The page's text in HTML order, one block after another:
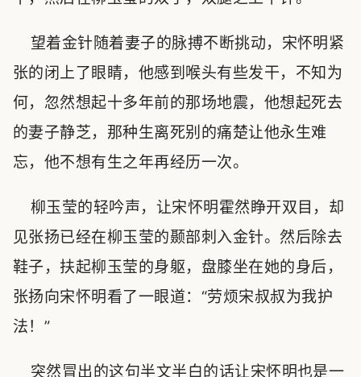
望着金针随着妻子的脉搏不断挑动，宋怀明紧
张的闭上了眼睛，他感到喉头有些发干，不知为
何，忽然想起十多年前的那场地震，他想起死去
的妻子静芝，那种生离死别的痛楚让他永生难
忘，他不想有生之年再经历一次。
柳玉莹的轻吟声，让宋怀明霍然睁开双目，却
见张扬已经在柳玉莹的颞部刺入金针。然后除去
鞋子，扶起柳玉莹的身躯，盘膝坐在她的身后，
张扬向宋怀明看了一眼道：“劳烦宋叔叔为我护
法！”
突然冒出的这句半文半白的话让宋怀明也是一